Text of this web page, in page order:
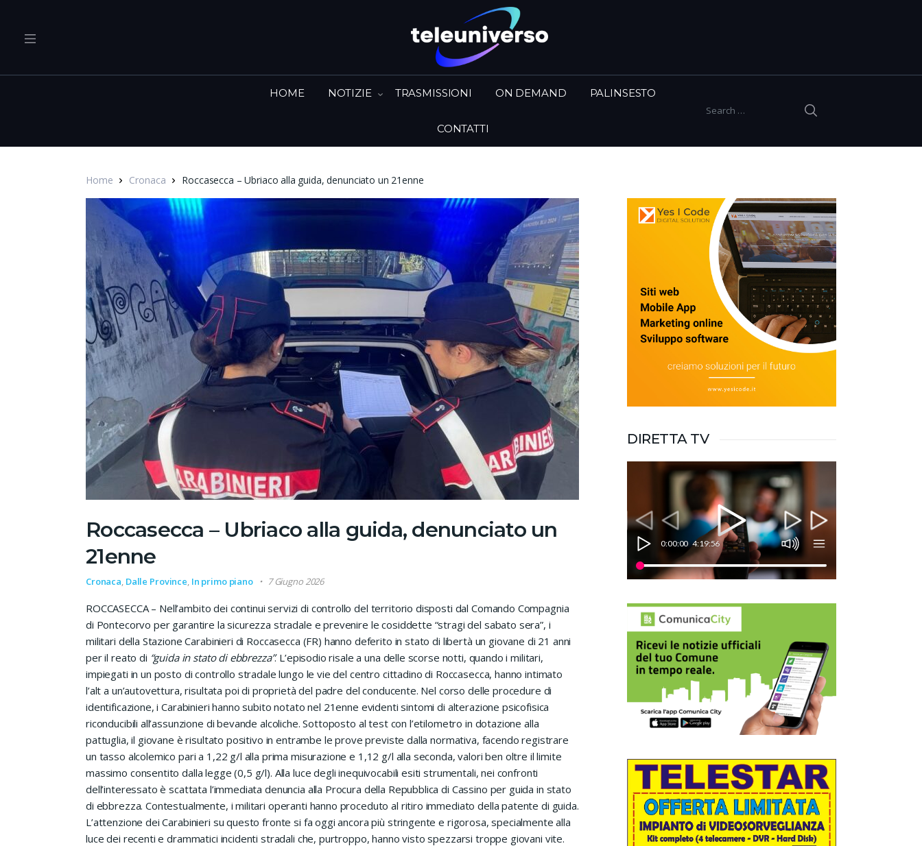
Search for:
HOME NOTIZIE TRASMISSIONI ON DEMAND PALINSESTO
CONTATTI
Home Cronaca Roccasecca – Ubriaco alla guida, denunciato un 21enne
Roccasecca – Ubriaco alla guida, denunciato un
21enne
Cronaca, Dalle Province, In primo piano 7 Giugno 2026
ROCCASECCA – Nell’ambito dei continui servizi di controllo del territorio disposti dal Comando Compagnia
di Pontecorvo per garantire la sicurezza stradale e prevenire le cosiddette “stragi del sabato sera”, i
militari della Stazione Carabinieri di Roccasecca (FR) hanno deferito in stato di libertà un giovane di 21 anni
per il reato di “guida in stato di ebbrezza”. L’episodio risale a una delle scorse notti, quando i militari,
impiegati in un posto di controllo stradale lungo le vie del centro cittadino di Roccasecca, hanno intimato
l’alt a un’autovettura, risultata poi di proprietà del padre del conducente. Nel corso delle procedure di
identificazione, i Carabinieri hanno subito notato nel 21enne evidenti sintomi di alterazione psicofisica
riconducibili all’assunzione di bevande alcoliche. Sottoposto al test con l’etilometro in dotazione alla
pattuglia, il giovane è risultato positivo in entrambe le prove previste dalla normativa, facendo registrare
un tasso alcolemico pari a 1,22 g/l alla prima misurazione e 1,12 g/l alla seconda, valori ben oltre il limite
massimo consentito dalla legge (0,5 g/l). Alla luce degli inequivocabili esiti strumentali, nei confronti
dell’interessato è scattata l’immediata denuncia alla Procura della Repubblica di Cassino per guida in stato
di ebbrezza. Contestualmente, i militari operanti hanno proceduto al ritiro immediato della patente di guida.
L’attenzione dei Carabinieri su questo fronte si fa oggi ancora più stringente e rigorosa, specialmente alla
luce dei recenti e drammatici incidenti stradali che, purtroppo, hanno visto spezzarsi troppe giovani vite.
DIRETTA TV
0:00:00 4:19:56